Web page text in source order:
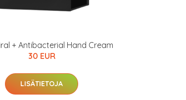
+ Antibacterial Hand Cream
30 EUR
LISÄTIETOJA